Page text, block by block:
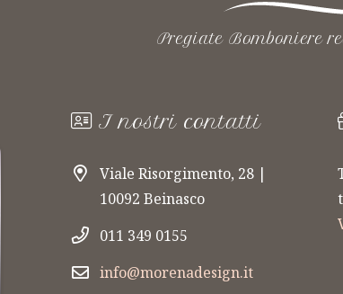
Pregiate Bomboniere
PORTAFOTO
Bomboniere
I nostri contatti
Viale Risorgimento, 28 |
10092 Beinasco
011 349 0155
info@morenadesign.it